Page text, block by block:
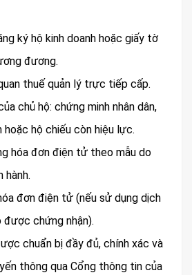
ký hộ kinh doanh hoặc giấy tờ
đương.
thuế quản lý trực tiếp cấp.
chủ hộ: chứng minh nhân dân,
hộ chiếu còn hiệu lực.
hóa đơn điện tử theo mẫu do
hành.
đơn điện tử (nếu sử dụng dịch
chứng nhận).
chuẩn bị đầy đủ, chính xác và
thông qua Cổng thông tin của